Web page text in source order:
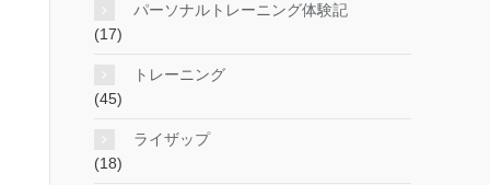
パーソナルトレーニング体験記
(17)
トレーニング
(45)
ライザップ
(18)